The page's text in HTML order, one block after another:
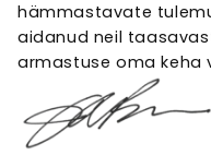
hämmastavate
aidanud neil
armastuse oma keha